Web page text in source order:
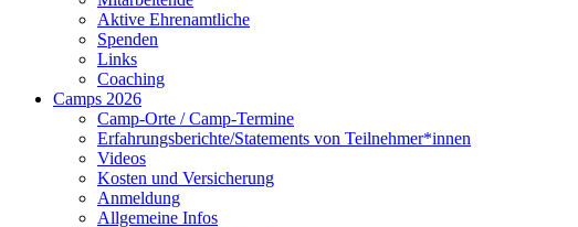
Aktive Ehrenamtliche
Spenden
Links
Coaching
Camps 2026
Camp-Orte / Camp-Termine
Erfahrungsberichte/Statements von Teilnehmer*innen
Videos
Kosten und Versicherung
Anmeldung
Allgemeine Infos